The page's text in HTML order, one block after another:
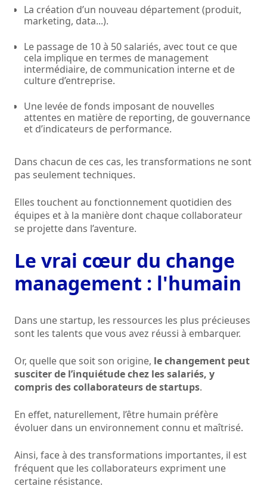
La création d’un nouveau département (produit,
marketing, data...).
Le passage de 10 à 50 salariés, avec tout ce que
cela implique en termes de management
intermédiaire, de communication interne et de
culture d’entreprise.
Une levée de fonds imposant de nouvelles
attentes en matière de reporting, de gouvernance
et d’indicateurs de performance.
Dans chacun de ces cas, les transformations ne sont
pas seulement techniques.
Elles touchent au fonctionnement quotidien des
équipes et à la manière dont chaque collaborateur
se projette dans l’aventure.
Le vrai cœur du change
management : l'humain
Dans une startup, les ressources les plus précieuses
sont les talents que vous avez réussi à embarquer.
Or, quelle que soit son origine, le changement peut
susciter de l’inquiétude chez les salariés, y
compris des collaborateurs de startups.
En effet, naturellement, l’être humain préfère
évoluer dans un environnement connu et maîtrisé.
Ainsi, face à des transformations importantes, il est
fréquent que les collaborateurs expriment une
certaine résistance.